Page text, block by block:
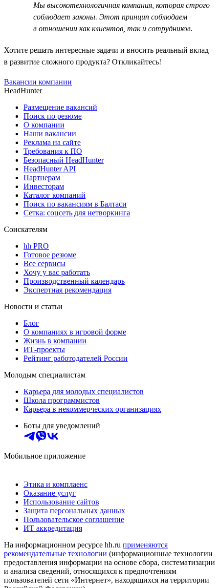
Мы высокотехнологичная компания, которая строго
соблюдает законы. Этот принцип соблюдаем
в отношении как клиентов, так и сотрудников.
Хотите решать интересные задачи и вносить реальный вклад
в развитие сложного продукта? Откликайтесь!
Вакансии компании
HeadHunter
Размещение вакансий
Поиск по резюме
О компании
Наши вакансии
Реклама на сайте
Требования к ПО
Безопасный HeadHunter
HeadHunter API
Партнерам
Инвесторам
Каталог компаний
Поиск по вакансиям в Балтаси
Сетка: соцсеть для нетворкинга
Соискателям
hh PRO
Готовое резюме
Все сервисы
Хочу у вас работать
Производственный календарь
Экспертная рекомендация
Новости и статьи
Блог
О компаниях в игровой форме
Жизнь в компании
ИТ-проекты
Рейтинг работодателей России
Молодым специалистам
Карьера для молодых специалистов
Школа программистов
Карьера в некоммерческих организациях
Боты для уведомлений
Мобильное приложение
Этика и комплаенс
Оказание услуг
Использование сайтов
Защита персональных данных
Пользовательское соглашение
ИТ аккредитация
На информационном ресурсе hh.ru применяются
рекомендательные технологии (информационные технологии
предоставления информации на основе сбора, систематизации
и анализа сведений, относящихся к предпочтениям
пользователей сети «Интернет», находящихся на территории